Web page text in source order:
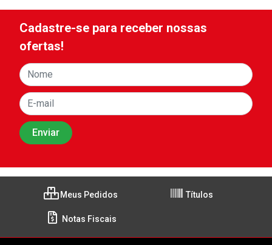
Cadastre-se para receber nossas
ofertas!
Meus Pedidos Títulos
Notas Fiscais